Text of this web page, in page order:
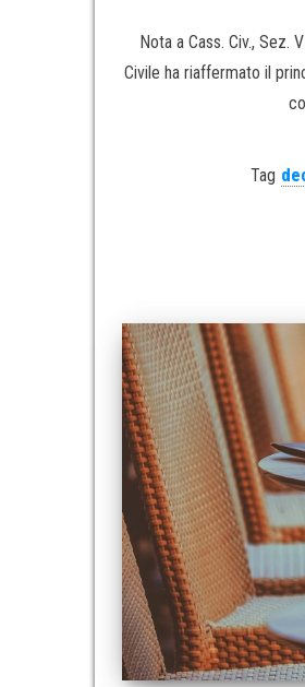
Nota a Cass. Civ., Sez.
Civile ha riaffermato il
Tag